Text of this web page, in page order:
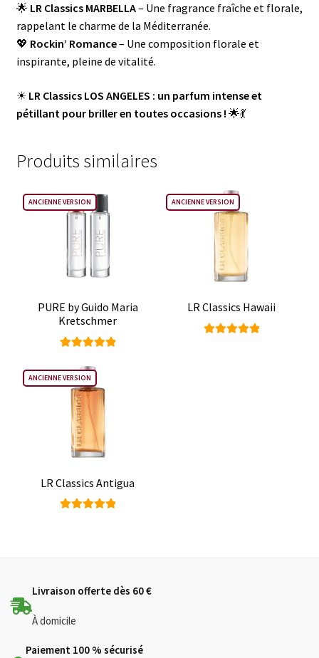
🌟 LR Classics MARBELLA– Une fragrance fraîche et florale,
rappelant le charme de la Méditerranée.
💖 Rockin’ Romance– Une composition florale et
inspirante, pleine de vitalité.
☀ LR Classics LOS ANGELES : un parfum intense et
pétillant pour briller en toutes occasions ! 🌟💃
Produits similaires
ANCIENNE VERSION
PURE by Guido Maria
Kretschmer
5.00sur
5
ANCIENNE VERSION
LR Classics Hawaii
ANCIENNE VERSION
LR Classics Antigua
Livraison offerte dès 60 €
À domicile
Paiement 100 % sécurisé